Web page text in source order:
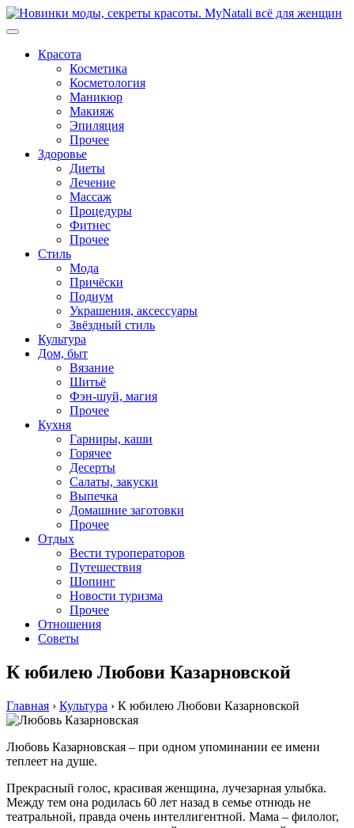
Перейти
к
Красота
Косметика
Косметология
Маникюр
Макияж
Эпиляция
Прочее
Здоровье
Диеты
Лечение
Массаж
Процедуры
Фитнес
Прочее
Стиль
Мода
Причёски
Подиум
Украшения, аксессуары
Звёздный стиль
Культура
Дом, быт
Вязание
Шитьё
Фэн-шуй, магия
Прочее
Кухня
Гарниры, каши
Горячее
Десерты
Салаты, закуски
Выпечка
Домашние заготовки
Прочее
Отдых
Вести туроператоров
Путешествия
Шопинг
Новости туризма
Прочее
Отношения
Советы
К юбилею Любови Казарновской
Главная › Культура › К юбилею Любови Казарновской
Любовь Казарновская – при одном упоминании ее имени
теплеет на душе.
Прекрасный голос, красивая женщина, лучезарная улыбка.
Между тем она родилась 60 лет назад в семье отнюдь не
театральной, правда очень интеллигентной. Мама – филолог,